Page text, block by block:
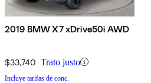
2019 BMW X7 xDrive50i AWD
$33,740 Trato justo
Incluye tarifas de conc.